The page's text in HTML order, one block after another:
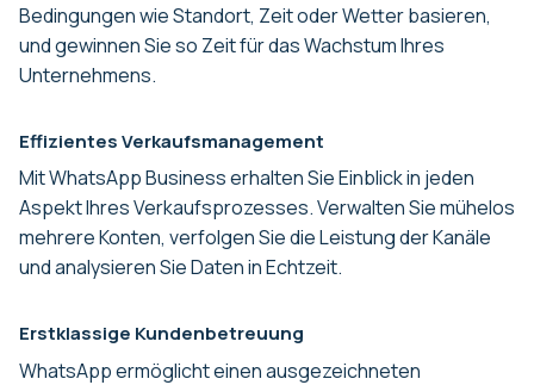
Bedingungen wie Standort, Zeit oder Wetter basieren,
und gewinnen Sie so Zeit für das Wachstum Ihres
Unternehmens.
Effizientes Verkaufsmanagement
Mit WhatsApp Business erhalten Sie Einblick in jeden
Aspekt Ihres Verkaufsprozesses. Verwalten Sie mühelos
mehrere Konten, verfolgen Sie die Leistung der Kanäle
und analysieren Sie Daten in Echtzeit.
Erstklassige Kundenbetreuung
WhatsApp ermöglicht einen ausgezeichneten